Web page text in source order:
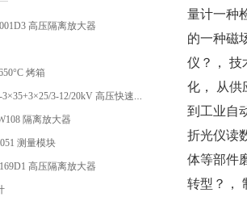
高压隔离放大器
烤箱
隔离放大器
测量模块
高压隔离放大器
量计一种
的一种磁
仪？， 技
化， 从供
到工业自
折光仪读
体等部件
转型？，